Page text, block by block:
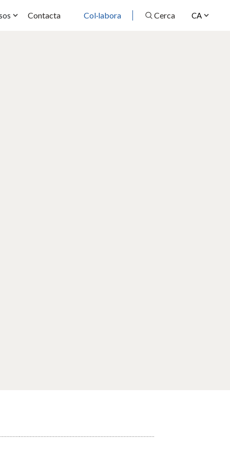
CA
Contacta Col·labora Cerca